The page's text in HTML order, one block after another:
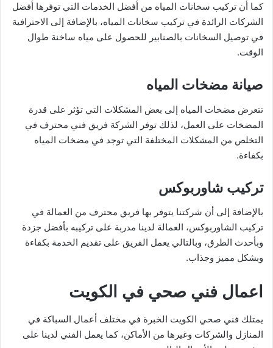
كما أن تركيب سخانات المياه من أفضل الخدمات التي توفرها أفضل
الشركات الرائدة في تركيب سخانات المياه، بالإضافة إلى الاحترافية
في توصيل السخانات بالصنابير للحصول على مياه ساخنة طوال
الوقت.
صيانة مضخات المياه
تتعرض مضخات المياه إلى بعض المشكلات التي تؤثر على قدرة
المضخات على العمل، لذلك توفر الشركة فريق فني محترف في
التخلص من المشكلات المختلفة التي توجد في مضخات المياه
بكفاءة.
تركيب شاوربوكس
بالإضافة إلى أن شركتنا يتوفر بها فريق محترف من العمالة في
تركيب الشاوربوكس، العمالة لدينا مدربة على تركيبه بأفضل جزدة
وبأحدث الطرق، وبالتالي يعمل الفريق على تقديم الخدمة بكفاءة
وبشكل مميز وجذاب.
اعمال فني صحي في الكويت
يمتلك فني صحي الكويت الخبرة في مختلف أعمال السباكة في
المنازل والشركات وغيرها من الأماكن، كما يعمل الفني لدينا على